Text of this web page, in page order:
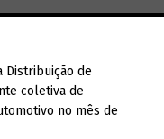
Distribuição de
coletiva de
no mês de